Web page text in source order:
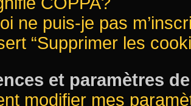
ne puis-je pas
“Supprimer les
et paramètres
modifier mes